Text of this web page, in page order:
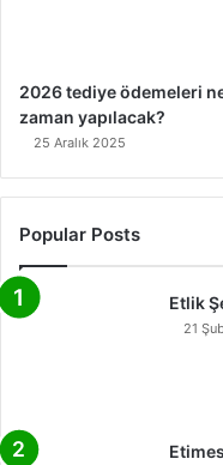
2026 tediye ödemeleri
zaman yapılacak?
25 Aralık 2025
Popular Posts
Etlik
21